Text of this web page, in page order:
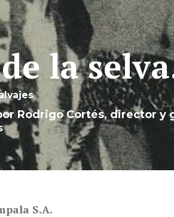
la
Rodrigo Cortés, director y
S.A.